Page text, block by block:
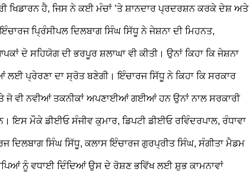
ਖਿਡਾਰਨ ਹੈ, ਜਿਸ ਨੇ ਕਈ ਮੰਚਾਂ ’ਤੇ ਸ਼ਾਨਦਾਰ ਪ੍ਰਦਰਸ਼ਨ ਕਰਕੇ ਦੇਸ਼ ਅਤੇ
ਪ੍ਰਿੰਸੀਪਲ ਦਿਲਬਾਗ ਸਿੰਘ ਸਿੱਧੂ ਨੇ ਜੇਸ਼ਨਾ ਦੀ ਮਿਹਨਤ,
ਦੇ ਸਹਿਯੋਗ ਦੀ ਭਰਪੂਰ ਸ਼ਲਾਘਾ ਵੀ ਕੀਤੀ। ਉਨਾਂ ਕਿਹਾ ਕਿ ਜੇਸ਼ਨਾ
ਪ੍ਰੇਰਣਾ ਦਾ ਸ੍ਰੋਤ ਬਣੇਗੀ। ਇੰਚਾਰਜ ਸਿੱਧੂ ਨੇ ਕਿਹਾ ਕਿ ਸਰਕਾਰ
ਜੋ ਵੀ ਨਵੀਆਂ ਤਕਨੀਕਾਂ ਅਪਣਾਈਆਂ ਗਈਆਂ ਹਨ ਉਨਾਂ ਨਾਲ ਸਰਕਾਰੀ
ਇਸ ਮੌਕੇ ਡੀਈਓ ਸੰਜੀਵ ਕੁਮਾਰ, ਡਿਪਟੀ ਡੀਈਓ ਰਵਿੰਦਰਪਾਲ, ਰੰਧਾਵਾ
ਦਿਲਬਾਗ ਸਿੰਘ ਸਿੱਧੂ, ਕਲਾਸ ਇੰਚਾਰਜ ਗੁਰਪ੍ਰੀਤ ਸਿੰਘ, ਸੰਗੀਤਾ ਮੈਡਮ
ਨੂੰ ਵਧਾਈ ਦਿੰਦਿਆਂ ਉਸ ਦੇ ਰੋਸ਼ਣ ਭਵਿੱਖ ਲਈ ਸ਼ੁਭ ਕਾਮਨਾਵਾਂ